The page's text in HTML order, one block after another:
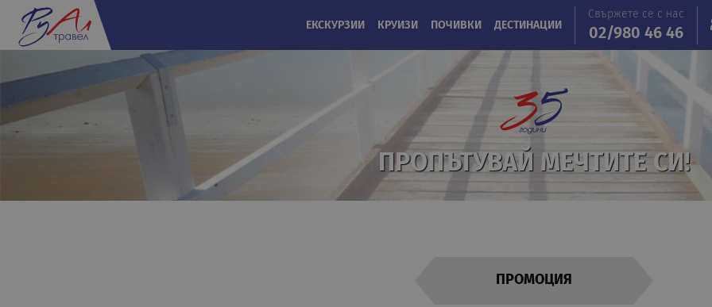
ЕКСКУРЗИИ КРУИЗИ ПОЧИВКИ ДЕСТИНАЦИИ
Свържете се с нас
02/980 46 46
ПРОПЪТУВАЙ МЕЧТИТЕ СИ!
ПРОМОЦИЯ